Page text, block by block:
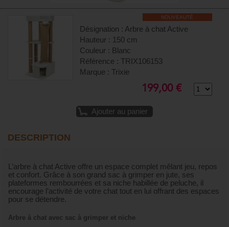
NOUVEAUTÉ
Désignation : Arbre à chat Active
Hauteur : 150 cm
Couleur : Blanc
Référence : TRIX106153
Marque : Trixie
199,00 €
Ajouter au panier
DESCRIPTION
L’arbre à chat Active offre un espace complet mêlant jeu, repos
et confort. Grâce à son grand sac à grimper en jute, ses
plateformes rembourrées et sa niche habillée de peluche, il
encourage l’activité de votre chat tout en lui offrant des espaces
pour se détendre.
Arbre à chat avec sac à grimper et niche